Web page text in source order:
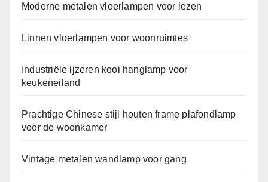
Moderne metalen vloerlampen voor lezen
Linnen vloerlampen voor woonruimtes
Industriële ijzeren kooi hanglamp voor
keukeneiland
Prachtige Chinese stijl houten frame plafondlamp
voor de woonkamer
Vintage metalen wandlamp voor gang